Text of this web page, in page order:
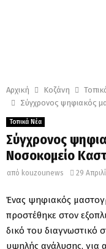
Αρχική Κοζάνη
Σύγχρονος ψηφιακός
Τοπικά Νέα
Σύγχρονος
Νοσοκομείο
από kouzounews 29
Ένας ψηφιακός
προστέθηκε στον
δικό του διαγνωστικό
υψηλής ανάλυσης, για